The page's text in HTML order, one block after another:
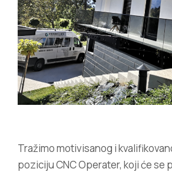
Tražimo motivisanog i
poziciju CNC Operater, koji će se